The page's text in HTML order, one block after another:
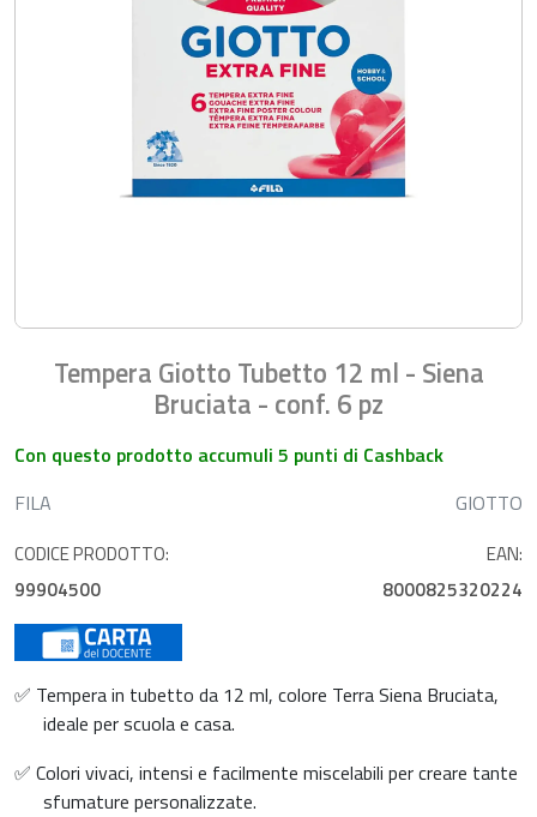
Tempera Giotto Tubetto 12 ml - Siena
Bruciata - conf. 6 pz
Con questo prodotto accumuli 5 punti di Cashback
FILA
GIOTTO
CODICE PRODOTTO:
99904500
EAN:
8000825320224
✅ Tempera in tubetto da 12 ml, colore Terra Siena Bruciata,
ideale per scuola e casa.
✅ Colori vivaci, intensi e facilmente miscelabili per creare tante
sfumature personalizzate.